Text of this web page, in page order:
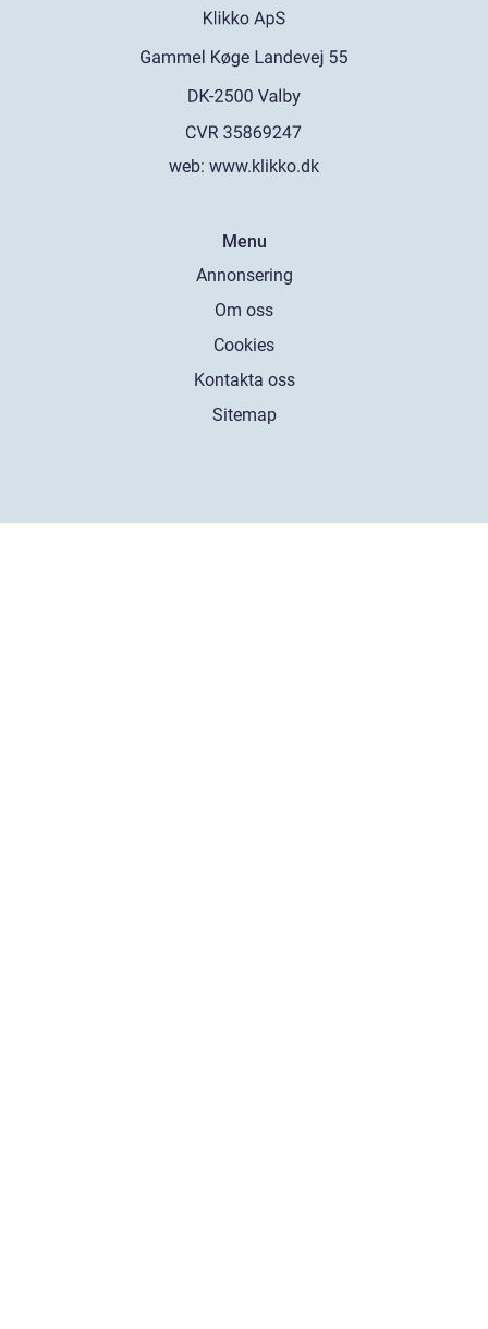
web: www.klikko.dk
Menu
Annonsering
Om oss
Cookies
Kontakta oss
Sitemap